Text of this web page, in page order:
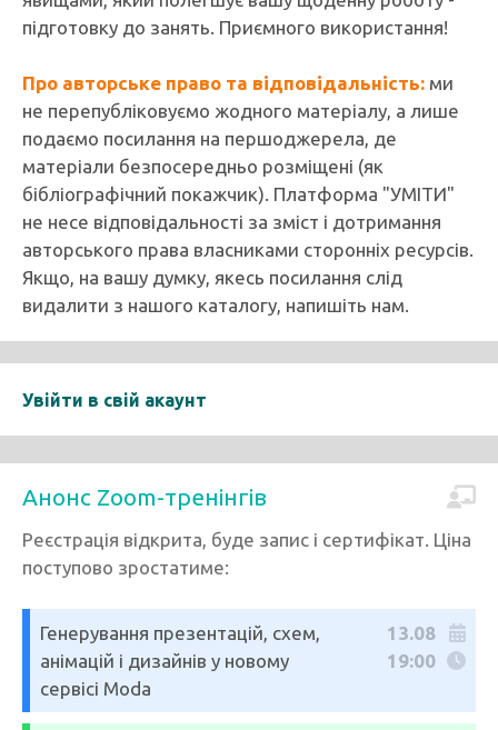
підготовку до занять. Приємного використання!
Про авторське право та відповідальність: ми
не перепубліковуємо жодного матеріалу, а лише
подаємо посилання на першоджерела, де
матеріали безпосередньо розміщені (як
бібліографічний покажчик). Платформа "УМІТИ"
не несе відповідальності за зміст і дотримання
авторського права власниками сторонніх ресурсів.
Якщо, на вашу думку, якесь посилання слід
видалити з нашого каталогу, напишіть нам.
Увійти в свій акаунт
Анонс Zoom-тренінгів
Реєстрація відкрита, буде запис і сертифікат. Ціна
поступово зростатиме:
Генерування презентацій, схем,
анімацій і дизайнів у новому
сервісі Moda
13.08
19:00